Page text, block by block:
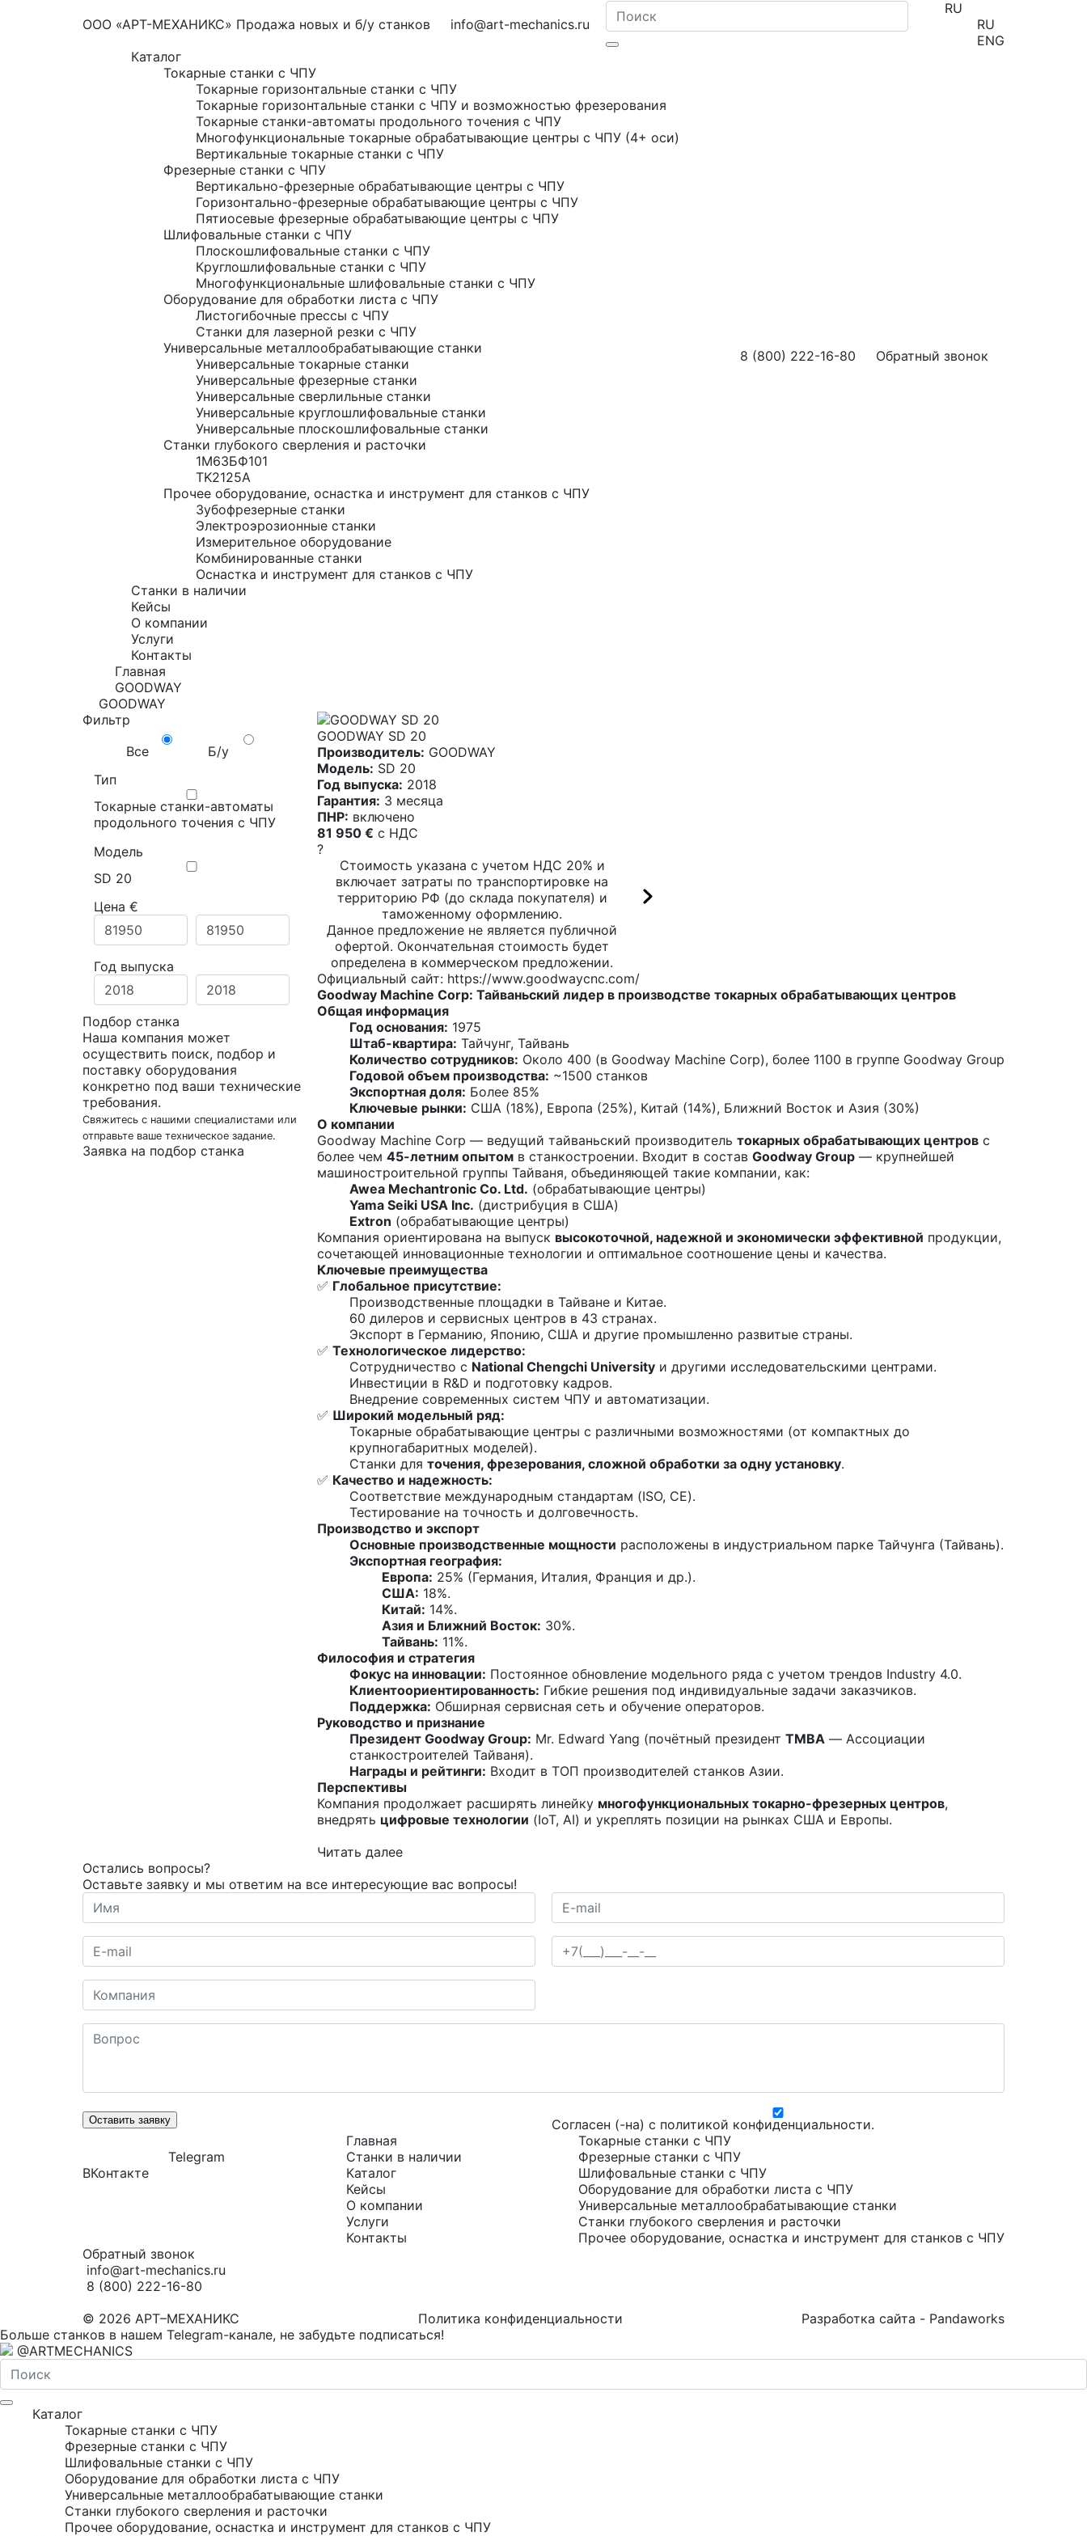
ООО «АРТ-МЕХАНИКС» Продажа новых и б/у станков info@art-mechanics.ru
RU
RU
ENG
Каталог
Токарные станки с ЧПУ
Токарные горизонтальные станки с ЧПУ
Токарные горизонтальные станки с ЧПУ и возможностью фрезерования
Токарные станки-автоматы продольного точения с ЧПУ
Многофункциональные токарные обрабатывающие центры с ЧПУ (4+ оси)
Вертикальные токарные станки с ЧПУ
Фрезерные станки с ЧПУ
Вертикально-фрезерные обрабатывающие центры с ЧПУ
Горизонтально-фрезерные обрабатывающие центры с ЧПУ
Пятиосевые фрезерные обрабатывающие центры с ЧПУ
Шлифовальные станки с ЧПУ
Плоскошлифовальные станки с ЧПУ
Круглошлифовальные станки с ЧПУ
Многофункциональные шлифовальные станки с ЧПУ
Оборудование для обработки листа с ЧПУ
Листогибочные прессы с ЧПУ
Станки для лазерной резки с ЧПУ
Универсальные металлообрабатывающие станки
Универсальные токарные станки
Универсальные фрезерные станки
Универсальные сверлильные станки
Универсальные круглошлифовальные станки
Универсальные плоскошлифовальные станки
Станки глубокого сверления и расточки
1М63БФ101
TK2125A
Прочее оборудование, оснастка и инструмент для станков с ЧПУ
Зубофрезерные станки
Электроэрозионные станки
Измерительное оборудование
Комбинированные станки
Оснастка и инструмент для станков с ЧПУ
Станки в наличии
Кейсы
О компании
Услуги
Контакты
8 (800) 222-16-80 Обратный звонок
Главная
GOODWAY
GOODWAY
Фильтр
Все
Б/у
Тип
Токарные станки-автоматы
продольного точения с ЧПУ
Модель
SD 20
Цена €
Год выпуска
Подбор станка
Наша компания может
осуществить поиск, подбор и
поставку оборудования
конкретно под ваши технические
требования.
Свяжитесь с нашими специалистами или
отправьте ваше техническое задание.
Заявка на подбор станка
GOODWAY SD 20
Производитель: GOODWAY
Модель: SD 20
Год выпуска: 2018
Гарантия: 3 месяца
ПНР: включено
81 950 € c НДС
?
Стоимость указана с учетом НДС 20% и
включает затраты по транспортировке на
территорию РФ (до склада покупателя) и
таможенному оформлению.
Данное предложение не является публичной
офертой. Окончательная стоимость будет
определена в коммерческом предложении.
Официальный сайт: https://www.goodwaycnc.com/
Goodway Machine Corp: Тайваньский лидер в производстве токарных обрабатывающих центров
Общая информация
Год основания: 1975
Штаб-квартира: Тайчунг, Тайвань
Количество сотрудников: Около 400 (в Goodway Machine Corp), более 1100 в группе Goodway Group
Годовой объем производства: ~1500 станков
Экспортная доля: Более 85%
Ключевые рынки: США (18%), Европа (25%), Китай (14%), Ближний Восток и Азия (30%)
О компании
Goodway Machine Corp — ведущий тайваньский производитель токарных обрабатывающих центров с
более чем 45-летним опытом в станкостроении. Входит в состав Goodway Group — крупнейшей
машиностроительной группы Тайваня, объединяющей такие компании, как:
Awea Mechantronic Co. Ltd. (обрабатывающие центры)
Yama Seiki USA Inc. (дистрибуция в США)
Extron (обрабатывающие центры)
Компания ориентирована на выпуск высокоточной, надежной и экономически эффективной продукции,
сочетающей инновационные технологии и оптимальное соотношение цены и качества.
Ключевые преимущества
✅ Глобальное присутствие:
Производственные площадки в Тайване и Китае.
60 дилеров и сервисных центров в 43 странах.
Экспорт в Германию, Японию, США и другие промышленно развитые страны.
✅ Технологическое лидерство:
Сотрудничество с National Chengchi University и другими исследовательскими центрами.
Инвестиции в R&D и подготовку кадров.
Внедрение современных систем ЧПУ и автоматизации.
✅ Широкий модельный ряд:
Токарные обрабатывающие центры с различными возможностями (от компактных до
крупногабаритных моделей).
Станки для точения, фрезерования, сложной обработки за одну установку.
✅ Качество и надежность:
Соответствие международным стандартам (ISO, CE).
Тестирование на точность и долговечность.
Производство и экспорт
Основные производственные мощности расположены в индустриальном парке Тайчунга (Тайвань).
Экспортная география:
Европа: 25% (Германия, Италия, Франция и др.).
США: 18%.
Китай: 14%.
Азия и Ближний Восток: 30%.
Тайвань: 11%.
Философия и стратегия
Фокус на инновации: Постоянное обновление модельного ряда с учетом трендов Industry 4.0.
Клиентоориентированность: Гибкие решения под индивидуальные задачи заказчиков.
Поддержка: Обширная сервисная сеть и обучение операторов.
Руководство и признание
Президент Goodway Group: Mr. Edward Yang (почётный президент TMBA — Ассоциации
станкостроителей Тайваня).
Награды и рейтинги: Входит в ТОП производителей станков Азии.
Перспективы
Компания продолжает расширять линейку многофункциональных токарно-фрезерных центров,
внедрять цифровые технологии (IoT, AI) и укреплять позиции на рынках США и Европы.
Читать далее
Остались вопросы?
Оставьте заявку и мы ответим на все интересующие вас вопросы!
Оставить заявку Согласен (-на) с политикой конфиденциальности.
ВКонтакте
Telegram
Главная
Станки в наличии
Каталог
Кейсы
О компании
Услуги
Контакты
Токарные станки с ЧПУ
Фрезерные станки с ЧПУ
Шлифовальные станки с ЧПУ
Оборудование для обработки листа с ЧПУ
Универсальные металлообрабатывающие станки
Станки глубокого сверления и расточки
Прочее оборудование, оснастка и инструмент для станков с ЧПУ
Обратный звонок
info@art-mechanics.ru
8 (800) 222-16-80
© 2026 АРТ–МЕХАНИКС
Политика конфиденциальности
Разработка сайта - Pandaworks
Больше станков в нашем Telegram-канале, не забудьте подписаться!
@ARTMECHANICS
Каталог
Токарные станки с ЧПУ
Фрезерные станки с ЧПУ
Шлифовальные станки с ЧПУ
Оборудование для обработки листа с ЧПУ
Универсальные металлообрабатывающие станки
Станки глубокого сверления и расточки
Прочее оборудование, оснастка и инструмент для станков с ЧПУ